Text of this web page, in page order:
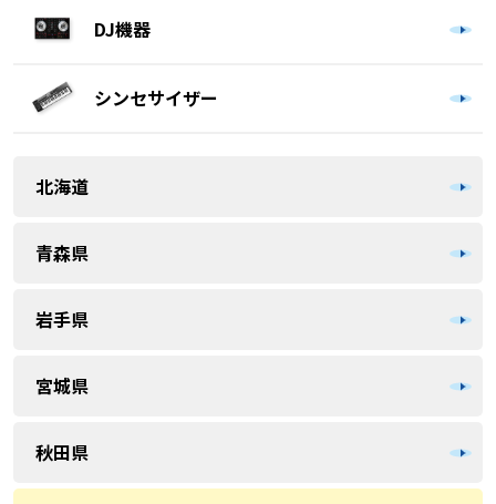
DJ機器
シンセサイザー
北海道
青森県
岩手県
宮城県
秋田県